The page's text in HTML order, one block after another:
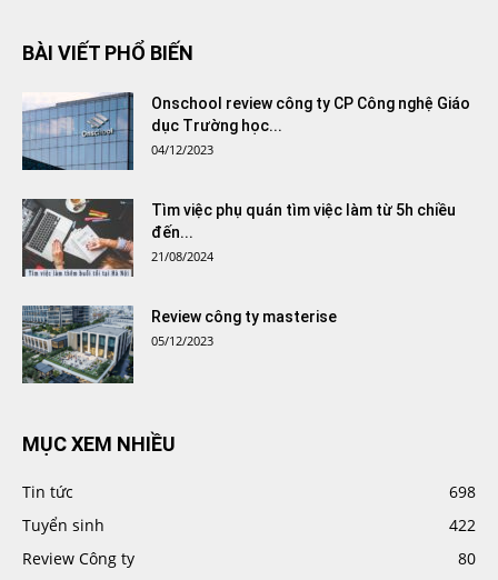
BÀI VIẾT PHỔ BIẾN
Onschool review công ty CP Công nghệ Giáo
dục Trường học...
04/12/2023
Tìm việc phụ quán tìm việc làm từ 5h chiều
đến...
21/08/2024
Review công ty masterise
05/12/2023
MỤC XEM NHIỀU
Tin tức
698
Tuyển sinh
422
Review Công ty
80